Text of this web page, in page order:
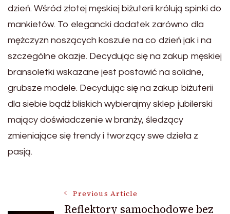
dzień. Wśród złotej męskiej biżuterii królują spinki do
mankietów. To elegancki dodatek zarówno dla
mężczyzn noszących koszule na co dzień jak i na
szczególne okazje. Decydując się na zakup męskiej
bransoletki wskazane jest postawić na solidne,
grubsze modele. Decydując się na zakup biżuterii
dla siebie bądź bliskich wybierajmy sklep jubilerski
mający doświadczenie w branży, śledzący
zmieniające się trendy i tworzący swe dzieła z
pasją.
Previous Article
Reflektory samochodowe bez